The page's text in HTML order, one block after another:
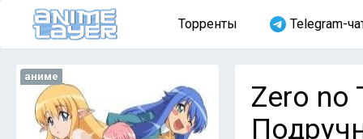
Торренты Telegram-
аниме
Zero no